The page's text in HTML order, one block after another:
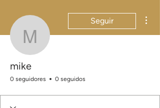
mike
Seguir
mike
0 seguidores 0 seguidos